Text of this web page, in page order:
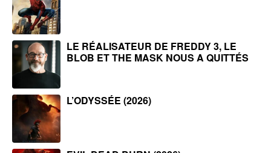
LE RÉALISATEUR DE FREDDY 3, LE
BLOB ET THE MASK NOUS A QUITTÉS
L’ODYSSÉE (2026)